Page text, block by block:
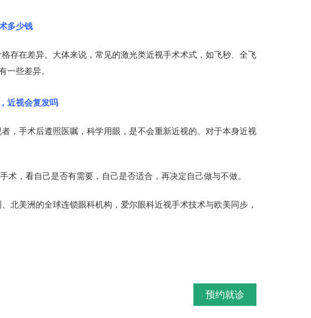
多少钱
存在差异。大体来说，常见的激光类近视手术术式，如飞秒、全飞
一些差异。
近视会复发吗
，手术后遵照医嘱，科学用眼，是不会重新近视的。对于本身近视
，看自己是否有需要，自己是否适合，再决定自己做与不做。
北美洲的全球连锁眼科机构，爱尔眼科近视手术技术与欧美同步，
预约就诊